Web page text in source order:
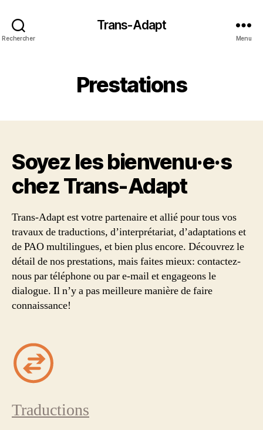
Rechercher
Trans-Adapt
Menu
Prestations
Soyez les bienvenu·e·s
chez Trans‑Adapt
Trans-Adapt est votre partenaire et allié pour tous vos
travaux de traductions, d’interprétariat, d’adaptations et
de PAO multilingues, et bien plus encore. Découvrez le
détail de nos prestations, mais faites mieux: contactez-
nous par téléphone ou par e-mail et engageons le
dialogue. Il n’y a pas meilleure manière de faire
connaissance!
Traductions